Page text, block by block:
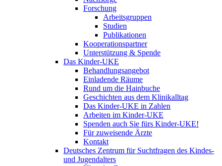
Forschung
Arbeitsgruppen
Studien
Publikationen
Kooperationspartner
Unterstützung & Spende
Das Kinder-UKE
Behandlungsangebot
Einladende Räume
Rund um die Hainbuche
Geschichten aus dem Klinikalltag
Das Kinder-UKE in Zahlen
Arbeiten im Kinder-UKE
Spenden auch Sie fürs Kinder-UKE!
Für zuweisende Ärzte
Kontakt
Deutsches Zentrum für Suchtfragen des Kindes-
und Jugendalters